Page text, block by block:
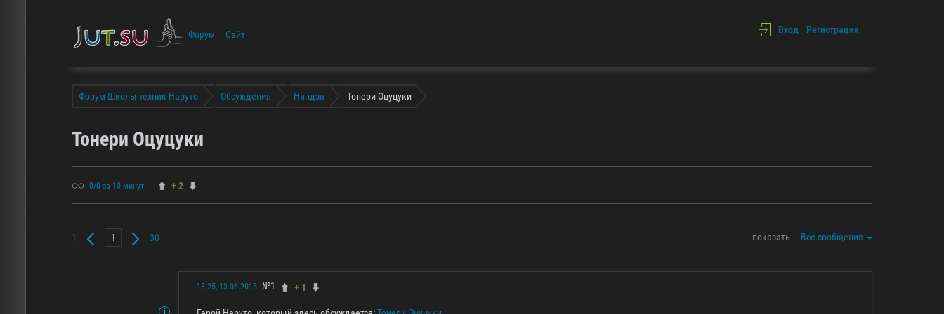
Форум Сайт Вход Регистрация
Форум Школы техник Наруто Обсуждения Ниндзя Тонери Оцуцуки
Тонери Оцуцуки
0/0 за 10 минут + 2
1 30 показать Все сообщения
13:25, 13.06.2015 №1 + 1